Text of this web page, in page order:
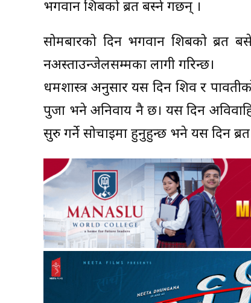
भगवान शिबको ब्रत बस्ने गर्छन् ।
सोमबारको दिन भगवान शिबको ब्रत
नअस्ताउन्जेलसम्मका लागी गरिन्छ।
धर्मशास्त्र अनुसार यस दिन शिव र
पुजा भने अनिवार्य नै छ। यस दिन
सुरु गर्ने सोचाईमा हुनुहुन्छ भने यस दिन ब्रत